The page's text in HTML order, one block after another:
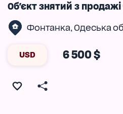
Об'єкт знятий з продажі
Фонтанка, Одеська
USD 6 500 $